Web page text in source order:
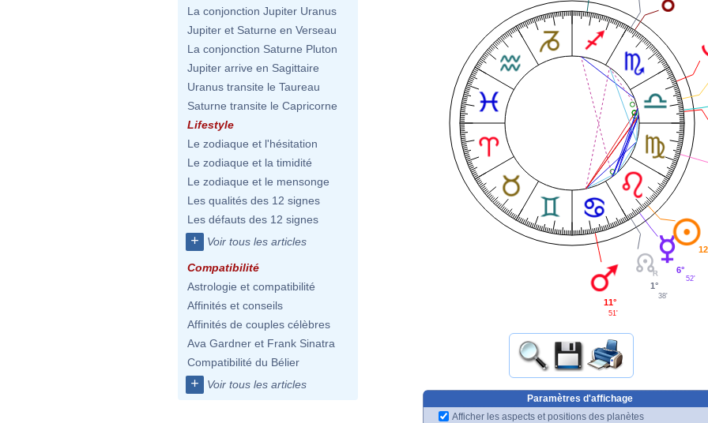
La conjonction Jupiter Uranus
Jupiter et Saturne en Verseau
La conjonction Saturne Pluton
Jupiter arrive en Sagittaire
Uranus transite le Taureau
Saturne transite le Capricorne
Lifestyle
Le zodiaque et l'hésitation
Le zodiaque et la timidité
Le zodiaque et le mensonge
Les qualités des 12 signes
Les défauts des 12 signes
+ Voir tous les articles
Compatibilité
Astrologie et compatibilité
Affinités et conseils
Affinités de couples célèbres
Ava Gardner et Frank Sinatra
Compatibilité du Bélier
+ Voir tous les articles
11°
51'
1°
38'
6°
52'
Paramètres d'affichage
Afficher les aspects et positions des planètes